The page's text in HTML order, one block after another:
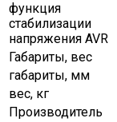
функция
стабилизации
напряжения AVR
Габариты, вес
габариты, мм
вес, кг
Производитель